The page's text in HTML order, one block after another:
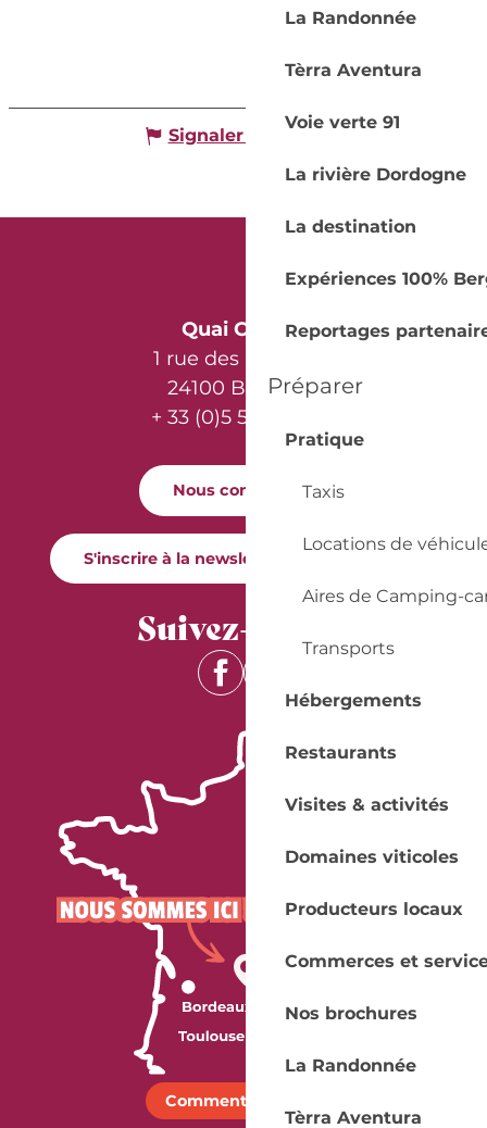
La Randonnée
Tèrra Aventura
Voie verte 91
La rivière Dordogne
La destination
Expériences 100%
Reportages
Préparer
Pratique
Taxis
Locations de
Aires de Camping-
Transports
Hébergements
Restaurants
Visites & activités
Domaines viticoles
Producteurs locaux
Commerces et
Nos brochures
La Randonnée
Tèrra Aventura
Signaler une erreur
Quai Cyrano
1 rue des Récollets
24100 Bergerac
+ 33 (0)5 53 57 03 11
Nous contacter
S'inscrire à la newsletter Quai Cyrano
Suivez-nous !
Comment venir ?